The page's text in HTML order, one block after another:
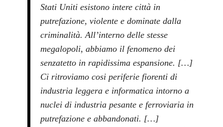
Stati Uniti esistono intere città in
putrefazione, violente e dominate dalla
criminalità. All’interno delle stesse
megalopoli, abbiamo il fenomeno dei
senzatetto in rapidissima espansione. […]
Ci ritroviamo cosi periferie fiorenti di
industria leggera e informatica intorno a
nuclei di industria pesante e ferroviaria in
putrefazione e abbandonati. […]